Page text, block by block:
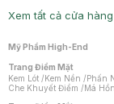
Xem tất cả cửa hàng
Mỹ Phẩm High-End
Trang Điểm Mặt
Kem Lót /Kem Nền /Phấn
Che Khuyết Điểm /Má